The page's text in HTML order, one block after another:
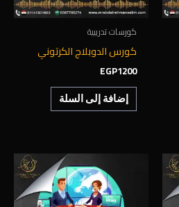
كورسات تدريبية
كورس الدوبلاج الكرتوني
EGP1200
إضافة إلى السلة